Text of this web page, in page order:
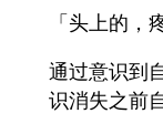
「头上的，
通过意识到
识消失之前